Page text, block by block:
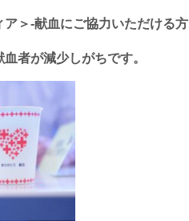
ア＞-献血にご協力いただける
者が減少しがちです。